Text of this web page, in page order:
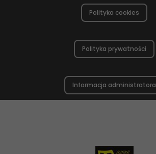
Polityka cookies
Polityka prywatności
Informacja administratora